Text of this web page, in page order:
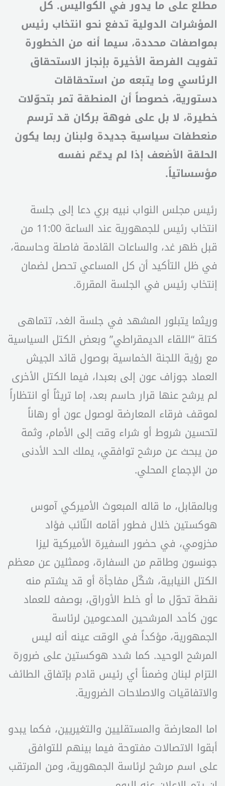
مطلع على ما يدور في الكواليس. كل
المؤشرات الدولية تدفع نحو انتخاب رئيس
بمواصفات محددة، سيما أنه من الخطورة
تفويت الفرصة الأخيرة بإنجاز الاستحقاق
الرئاسي وما يتبعه من استحقاقات
دستورية، خصوصاً أن المنطقة تمر بتحوّلات
خطيرة، لا بل على فوهة بركان قد ترسم
منعطفات سياسية جديدة ولبنان ربما يكون
الحلقة الأضعف إذا لم يدعّم نفسه
مؤسساتياً.
رئيس مجلس النواب نبيه بري دعا إلى جلسة
انتخاب رئيس للجمهورية عند الساعة 11:00 من
قبل ظهر غد، والساعات القادمة فاصلة وحاسمة،
في ظل التأكيد أن كل المساعي تحصل لضمان
إنتخاب رئيس في الجلسة المقررة.
وريثما يتبلور المشهد في جلسة الغد، تتماهى
كتلة “اللقاء الديمقراطي” وبعض الكتل السياسية
مع رؤية اللجنة الخماسية بوصول قائد الجيش
العماد جوزاف عون إلى بعبدا، فيما الكتل الأخرى
لم يرشح عنها قرار حاسم بعد، إما تريثاً أو انتظاراً
لموقف فرقاء المعارضة لوصول عون أو رهاناً
لتحسين شروط أو شراء وقت إلى الأمام، وثمة
من يبحث عن مرشح توافقي، يملك الحد الأدنى
من الإجماع المحلي.
وبالمقابل، ما قاله المبعوث الأميركي آموس
هوكستين خلال فطور أقامه النّائب فؤاد
مخزومي، في حضور السفيرة الأميركية ليزا
جونسون وطاقم من السفارة، وممثلين عن معظم
الكتل النيابية، شكّل مفاجأة أو قد يشتم منه
نقطة تحوّل ما أو خلط الأوراق، بوصفه للعماد
عون كأحد المرشحين المدعومين لرئاسة
الجمهورية، مؤكداً في الوقت عينه أنه ليس
المرشح الوحيد. كما شدد هوكستين على ضرورة
التزام لبنان وضمناً أي رئيس قادم بإتفاق الطائف
والاتفاقيات والاصلاحات الضرورية.
اما المعارضة والمستقليين والتغيريين، فكما يبدو
أبقوا الاتصالات مفتوحة فيما بينهم للتوافق
على اسم مرشح لرئاسة الجمهورية، ومن المرتقب